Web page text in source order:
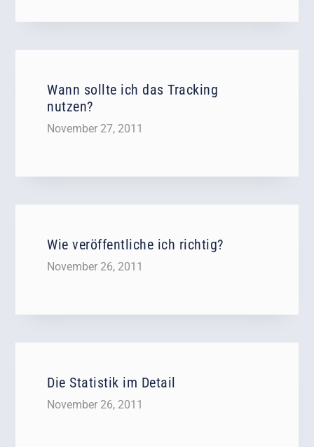
Wann sollte ich das Tracking
nutzen?
November 27, 2011
Wie veröffentliche ich richtig?
November 26, 2011
Die Statistik im Detail
November 26, 2011